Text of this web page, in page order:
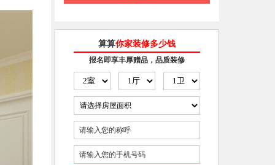
算算你家装修多少钱
报名即享丰厚赠品，品质装修